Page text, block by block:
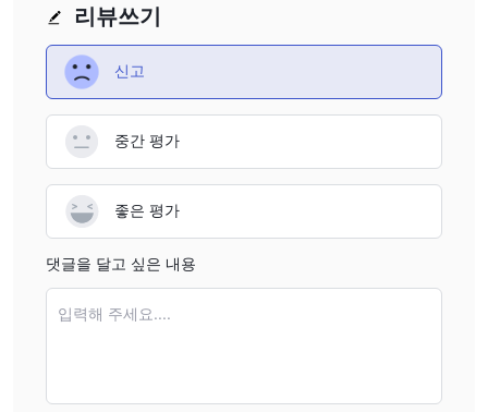
널리 인정받은 산업 표준입니다. 이러한 플랫폼의 부재는 247
Exness이 고객에게 어떤 대체 거래 솔루션을 제공하는지에 대한 의
문을 제기합니다.
전화: +1 857 240 9011
이메일: info@247exness.com
이러한 연락처 정보는 제공되지만, 브로커의 합법성에 대한 우려가
있으므로 독립적으로 검증해야 합니다. 세이셸 기반 회사와 일치하
지 않는 미국 지역 번호를 가진 전화 번호는 이 모순이 브로커의 운
영 구조와 투명성에 대한 또 다른 불확실성 요소를 추가합니다.
요약하면, 247 Exness은 규제되지 않은 브로커로, WikiFX는 이 브
리뷰쓰기
신고
중간 평가
좋은 평가
댓글을 달고 싶은 내용
입력해 주세요....